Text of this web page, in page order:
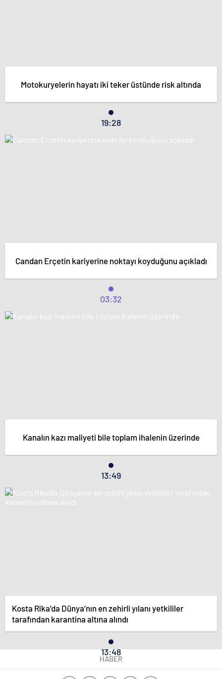
Motokuryelerin hayatı iki teker üstünde risk altında
19:28
Candan Erçetin kariyerine noktayı koyduğunu açıkladı
03:32
Kanalın kazı maliyeti bile toplam ihalenin üzerinde
13:49
Kosta Rika’da Dünya’nın en zehirli yılanı yetkililer
tarafından karantina altına alındı
13:48
HABER